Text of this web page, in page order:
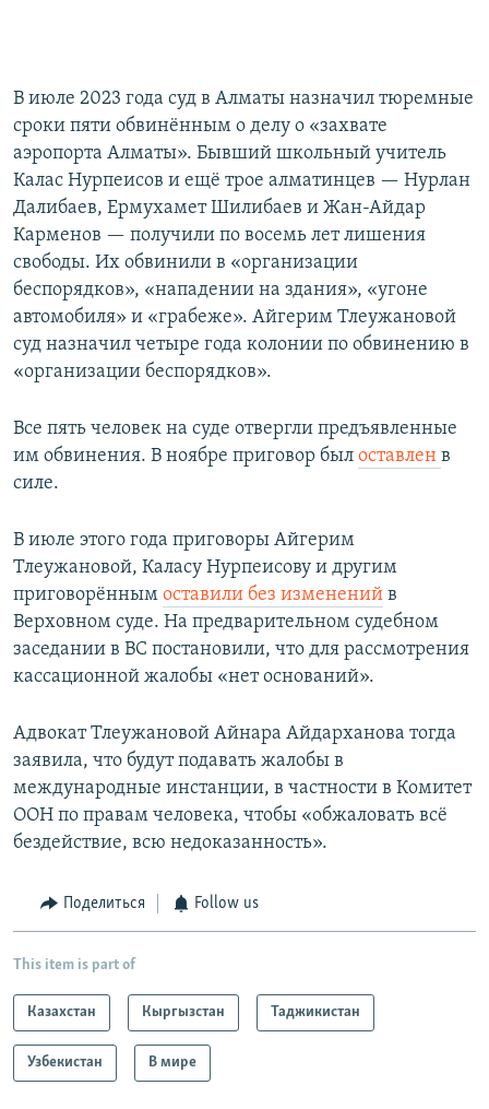
В июле 2023 года суд в Алматы назначил тюремные
сроки пяти обвинённым о делу о «захвате
аэропорта Алматы». Бывший школьный учитель
Калас Нурпеисов и ещё трое алматинцев — Нурлан
Далибаев, Ермухамет Шилибаев и Жан-Айдар
Карменов — получили по восемь лет лишения
свободы. Их обвинили в «организации
беспорядков», «нападении на здания», «угоне
автомобиля» и «грабеже». Айгерим Тлеужановой
суд назначил четыре года колонии по обвинению в
«организации беспорядков».
Все пять человек на суде отвергли предъявленные
им обвинения. В ноябре приговор был оставлен в
силе.
В июле этого года приговоры Айгерим
Тлеужановой, Каласу Нурпеисову и другим
приговорённым оставили без изменений в
Верховном суде. На предварительном судебном
заседании в ВС постановили, что для рассмотрения
кассационной жалобы «нет оснований».
Адвокат Тлеужановой Айнара Айдарханова тогда
заявила, что будут подавать жалобы в
международные инстанции, в частности в Комитет
ООН по правам человека, чтобы «обжаловать всё
бездействие, всю недоказанность».
Поделиться Follow us
This item is part of
Казахстан Кыргызстан Таджикистан
Узбекистан В мире